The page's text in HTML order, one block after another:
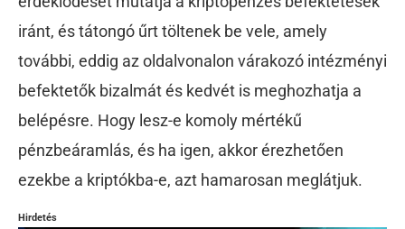
iránt, és tátongó űrt töltenek be vele, amely
további, eddig az oldalvonalon várakozó intézményi
befektetők bizalmát és kedvét is meghozhatja a
belépésre. Hogy lesz-e komoly mértékű
pénzbeáramlás, és ha igen, akkor érezhetően
ezekbe a kriptókba-e, azt hamarosan meglátjuk.
Hirdetés